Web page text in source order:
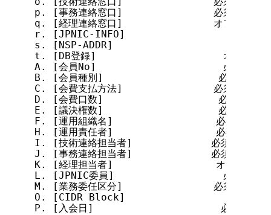
p. [事務連絡窓口]               必須
q. [経理連絡窓口]               オプション
r. [JPNIC-INFO]                 必須
s. [NSP-ADDR]                   オプション（
t. [DB登録]                     オプショ
A. [会員No]                     必須
B. [会員種別]                   必須
C. [会費支払方法]               必須
D. [会費口数]                   必須
E. [議決権数]                   必須
F. [運用組織名]                 必須
H. [運用責任者]                 必須
I. [技術連絡担当者]             必須
J. [事務連絡担当者]             必須
K. [経理担当者]                 オプション
L. [JPNIC委員]                  必須
M. [業務委任区分]               必須
O. [CIDR Block]                         オ
P. [入会日]                     必須